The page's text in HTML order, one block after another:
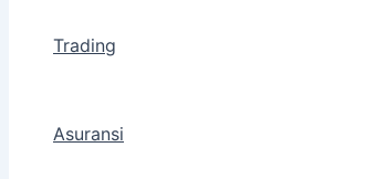
Trading
Asuransi